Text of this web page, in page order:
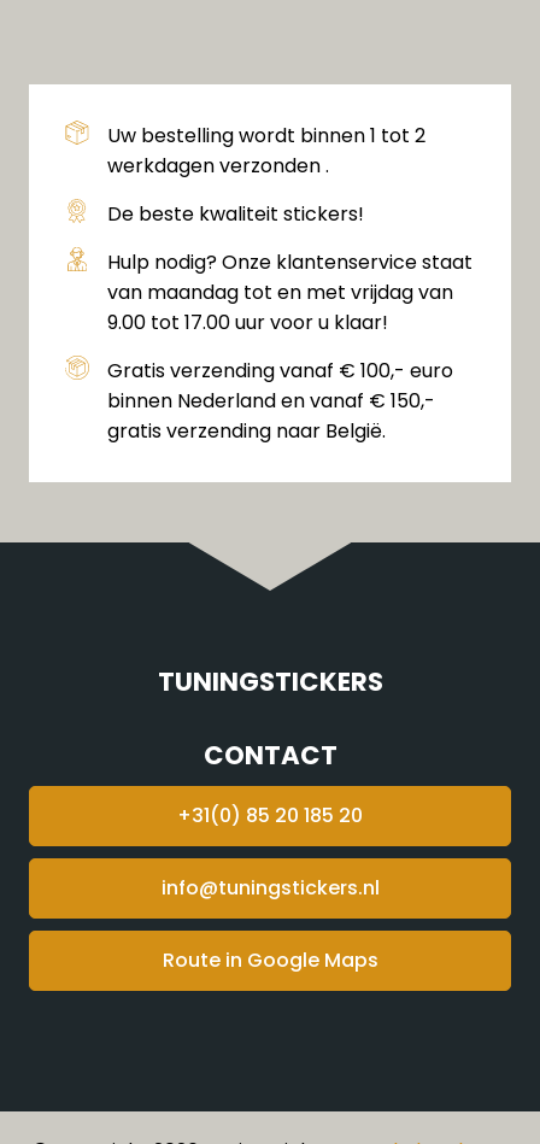
Uw bestelling wordt binnen 1 tot 2
werkdagen verzonden .
De beste kwaliteit stickers!
Hulp nodig? Onze klantenservice staat
van maandag tot en met vrijdag van
9.00 tot 17.00 uur voor u klaar!
Gratis verzending vanaf € 100,- euro
binnen Nederland en vanaf € 150,-
gratis verzending naar België.
TUNINGSTICKERS
CONTACT
+31(0) 85 20 185 20
info@tuningstickers.nl
Route in Google Maps